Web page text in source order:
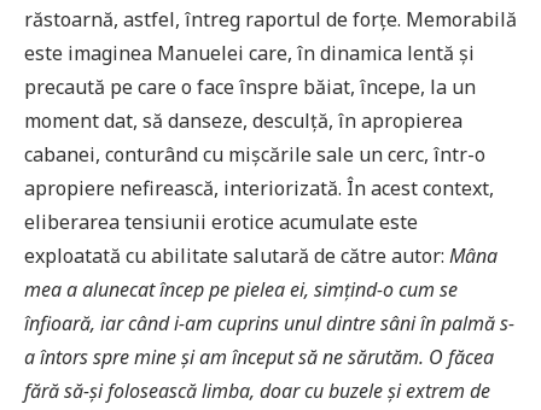
răstoarnă, astfel, întreg raportul de forțe. Memorabilă
este imaginea Manuelei care, în dinamica lentă și
precaută pe care o face înspre băiat, începe, la un
moment dat, să danseze, desculță, în apropierea
cabanei, conturând cu mișcările sale un cerc, într-o
apropiere nefirească, interiorizată. În acest context,
eliberarea tensiunii erotice acumulate este
exploatată cu abilitate salutară de către autor: Mâna
mea a alunecat încep pe pielea ei, simțind-o cum se
înfioară, iar când i-am cuprins unul dintre sâni în palmă s-
a întors spre mine și am început să ne sărutăm. O făcea
fără să-și folosească limba, doar cu buzele și extrem de